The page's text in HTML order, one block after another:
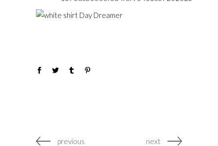
previous next